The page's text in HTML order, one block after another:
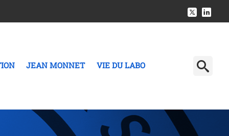
JEAN MONNET VIE DU LABO